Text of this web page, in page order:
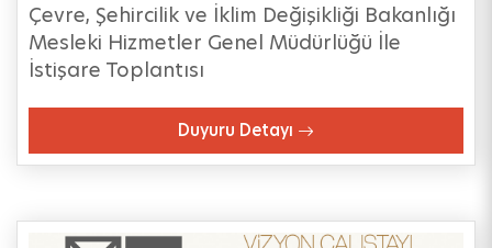
Çevre, Şehircilik ve İklim Değişikliği Bakanlığı
Mesleki Hizmetler Genel Müdürlüğü İle
İstişare Toplantısı
Duyuru Detayı